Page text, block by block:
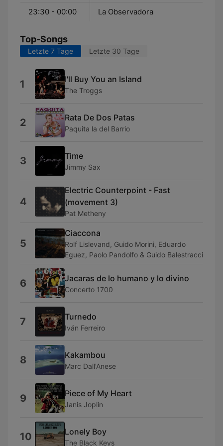
23:30 - 00:00 La Observadora
Top-Songs
Letzte 7 Tage Letzte 30 Tage
1 I'll Buy You an Island
The Troggs
2 Rata De Dos Patas
Paquita la del Barrio
3 Time
Jimmy Sax
4
Electric Counterpoint - Fast
(movement 3)
Pat Metheny
5
Ciaccona
Rolf Lislevand, Guido Morini, Eduardo
Eguez, Paolo Pandolfo & Guido Balestracci
6 Jacaras de lo humano y lo divino
Concerto 1700
7 Turnedo
Iván Ferreiro
8 Kakambou
Marc Dall'Anese
9 Piece of My Heart
Janis Joplin
10 Lonely Boy
The Black Keys